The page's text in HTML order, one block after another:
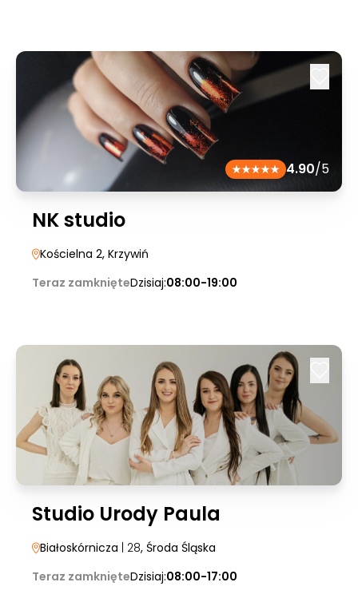
4.90/5
NK studio
Kościelna 2, Krzywiń
Teraz zamknięteDzisiaj:08:00-19:00
Studio Urody Paula
Białoskórnicza | 28, Środa Śląska
Teraz zamknięteDzisiaj:08:00-17:00